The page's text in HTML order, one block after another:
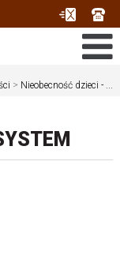
> Nieobecność dzieci - ...